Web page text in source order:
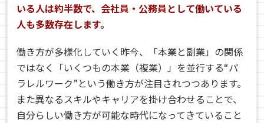
いる人は約半数で、会社員・公務員として働いている
人も多数存在します。
働き方が多様化していく昨今、「本業と副業」の関係
ではなく「いくつもの本業（複業）」を並行する“パ
ラレルワーク”という働き方が注目されつつあります。
また異なるスキルやキャリアを掛け合わせることで、
自分らしい働き方が可能な時代になってきていること